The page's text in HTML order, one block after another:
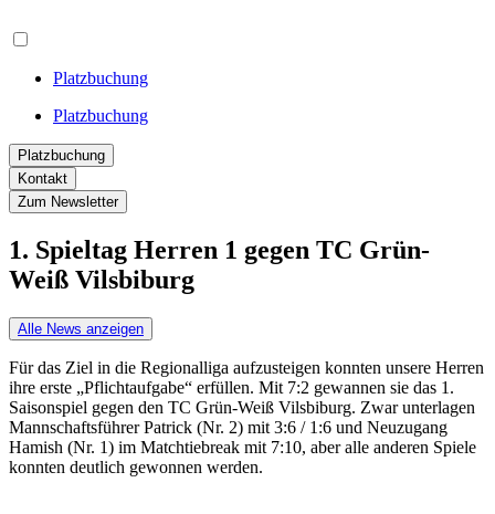
Platzbuchung
Platzbuchung
Platzbuchung
Kontakt
Zum Newsletter
1. Spieltag Herren 1 gegen TC Grün-
Weiß Vilsbiburg
Alle News anzeigen
Für das Ziel in die Regionalliga aufzusteigen konnten unsere Herren
ihre erste „Pflichtaufgabe“ erfüllen. Mit 7:2 gewannen sie das 1.
Saisonspiel gegen den TC Grün-Weiß Vilsbiburg. Zwar unterlagen
Mannschaftsführer Patrick (Nr. 2) mit 3:6 / 1:6 und Neuzugang
Hamish (Nr. 1) im Matchtiebreak mit 7:10, aber alle anderen Spiele
konnten deutlich gewonnen werden.